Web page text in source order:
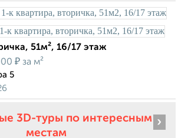
51м², 16/17 этаж
₽ за м²
5
3D-туры по интересным
местам
›